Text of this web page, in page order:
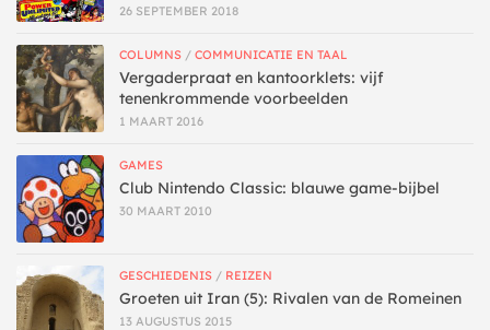
26 SEPTEMBER 2018
COLUMNS / COMMUNICATIE EN TAAL
Vergaderpraat en kantoorklets: vijf
tenenkrommende voorbeelden
1 MAART 2016
GAMES
Club Nintendo Classic: blauwe game-bijbel
30 MAART 2010
GESCHIEDENIS / REIZEN
Groeten uit Iran (5): Rivalen van de Romeinen
13 AUGUSTUS 2015